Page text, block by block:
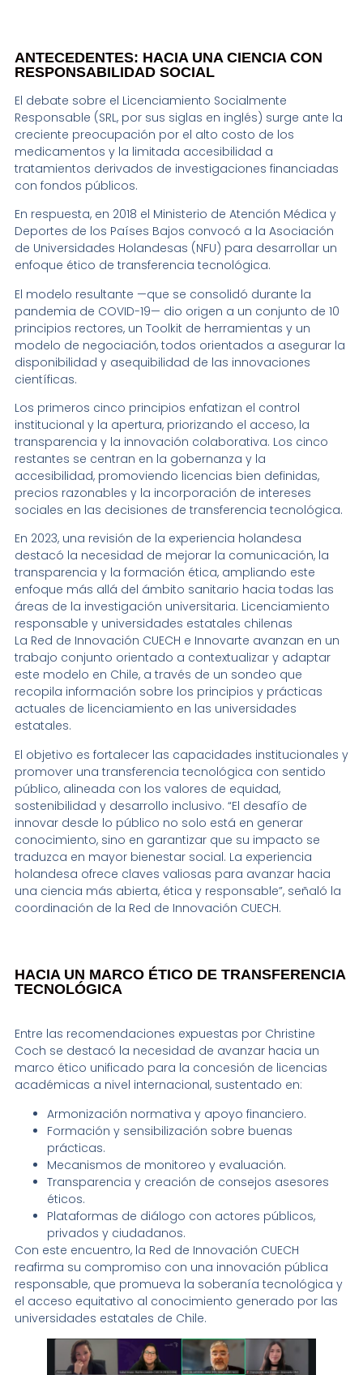
ANTECEDENTES: HACIA UNA CIENCIA CON
RESPONSABILIDAD SOCIAL
El debate sobre el Licenciamiento Socialmente
Responsable (SRL, por sus siglas en inglés) surge ante la
creciente preocupación por el alto costo de los
medicamentos y la limitada accesibilidad a
tratamientos derivados de investigaciones financiadas
con fondos públicos.
En respuesta, en 2018 el Ministerio de Atención Médica y
Deportes de los Países Bajos convocó a la Asociación
de Universidades Holandesas (NFU) para desarrollar un
enfoque ético de transferencia tecnológica.
El modelo resultante —que se consolidó durante la
pandemia de COVID-19— dio origen a un conjunto de 10
principios rectores, un Toolkit de herramientas y un
modelo de negociación, todos orientados a asegurar la
disponibilidad y asequibilidad de las innovaciones
científicas.
Los primeros cinco principios enfatizan el control
institucional y la apertura, priorizando el acceso, la
transparencia y la innovación colaborativa. Los cinco
restantes se centran en la gobernanza y la
accesibilidad, promoviendo licencias bien definidas,
precios razonables y la incorporación de intereses
sociales en las decisiones de transferencia tecnológica.
En 2023, una revisión de la experiencia holandesa
destacó la necesidad de mejorar la comunicación, la
transparencia y la formación ética, ampliando este
enfoque más allá del ámbito sanitario hacia todas las
áreas de la investigación universitaria. Licenciamiento
responsable y universidades estatales chilenas
La Red de Innovación CUECH e Innovarte avanzan en un
trabajo conjunto orientado a contextualizar y adaptar
este modelo en Chile, a través de un sondeo que
recopila información sobre los principios y prácticas
actuales de licenciamiento en las universidades
estatales.
El objetivo es fortalecer las capacidades institucionales y
promover una transferencia tecnológica con sentido
público, alineada con los valores de equidad,
sostenibilidad y desarrollo inclusivo. “El desafío de
innovar desde lo público no solo está en generar
conocimiento, sino en garantizar que su impacto se
traduzca en mayor bienestar social. La experiencia
holandesa ofrece claves valiosas para avanzar hacia
una ciencia más abierta, ética y responsable”, señaló la
coordinación de la Red de Innovación CUECH.
HACIA UN MARCO ÉTICO DE TRANSFERENCIA
TECNOLÓGICA
Entre las recomendaciones expuestas por Christine
Coch se destacó la necesidad de avanzar hacia un
marco ético unificado para la concesión de licencias
académicas a nivel internacional, sustentado en:
Armonización normativa y apoyo financiero.
Formación y sensibilización sobre buenas
prácticas.
Mecanismos de monitoreo y evaluación.
Transparencia y creación de consejos asesores
éticos.
Plataformas de diálogo con actores públicos,
privados y ciudadanos.
Con este encuentro, la Red de Innovación CUECH
reafirma su compromiso con una innovación pública
responsable, que promueva la soberanía tecnológica y
el acceso equitativo al conocimiento generado por las
universidades estatales de Chile.